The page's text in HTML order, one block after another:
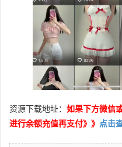
资源下载地址： 如果下方微信
进行余额充值再支付》》 点击